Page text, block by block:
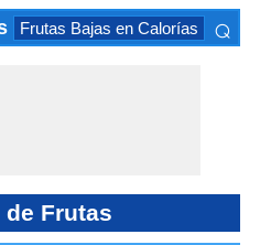
Frutas Bajas en Calorías Frutas
⌕
Frutas